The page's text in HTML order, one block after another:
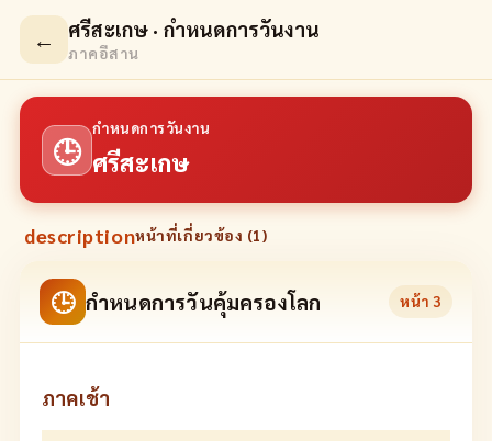
← ศรีสะเกษ · กำหนดการวันงาน
ภาคอีสาน
🕒
กำหนดการวันงาน
ศรีสะเกษ
descriptionหน้าที่เกี่ยวข้อง (1)
🕒 กำหนดการวันคุ้มครองโลก หน้า 3
ภาคเช้า